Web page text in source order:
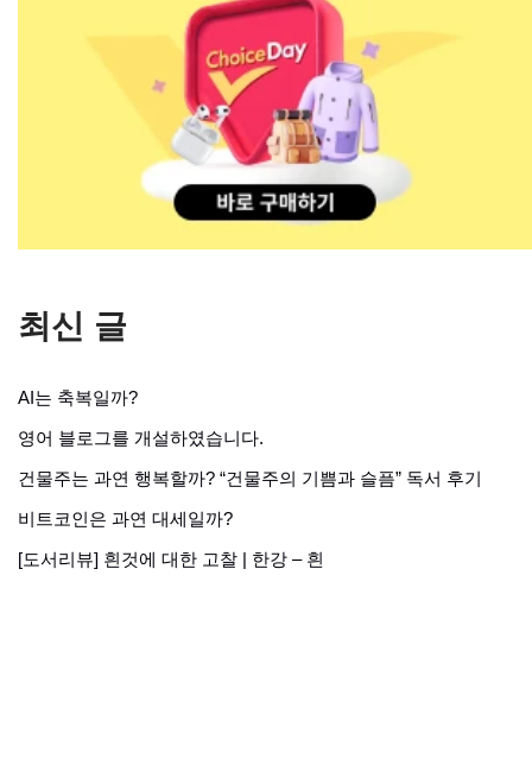
최신 글
AI는 축복일까?
영어 블로그를 개설하였습니다.
건물주는 과연 행복할까? “건물주의 기쁨과 슬픔” 독서 후기
비트코인은 과연 대세일까?
[도서리뷰] 흰것에 대한 고찰 | 한강 – 흰